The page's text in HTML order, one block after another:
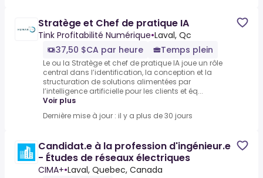
Stratège et Chef de pratique IA
Tink Profitabilité Numérique•Laval, Qc
37,50 $CA par heure
Temps plein
Le ou la Stratège et chef de pratique IA joue un rôle
central dans l’identification, la conception et la
structuration de solutions alimentées par
l’intelligence artificielle pour les clients et éq...
Voir plus
Dernière mise à jour : il y a plus de 30 jours
Candidat.e à la profession d'ingénieur.e
- Études de réseaux électriques
CIMA+•Laval, Quebec, Canada